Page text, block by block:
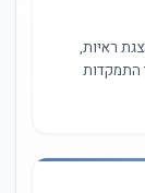
ראיות,
התמקדות